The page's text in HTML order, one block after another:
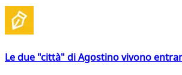
Le due "città" di Agostino vivono